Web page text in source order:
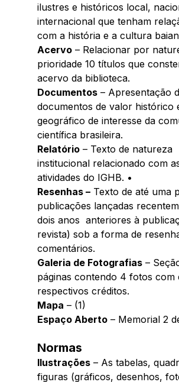
ilustres e históricos local,
internacional que tenham
com a história e a cultura
Acervo – Relacionar por
prioridade 10 títulos que
acervo da biblioteca.
Documentos – Apresentação
documentos de valor histórico
geográfico de interesse da
científica brasileira.
Relatório – Texto de natureza
institucional relacionado com
atividades do IGHB. •
Resenhas – Texto de até uma
publicações lançadas
dois anos  anteriores à
revista) sob a forma de
comentários.
Galeria de Fotografias –
páginas contendo 4 fotos com
respectivos créditos.
Mapa – (1)
Espaço Aberto – Memorial 2
Normas
Ilustrações – As tabelas,
figuras (gráficos, desenhos,